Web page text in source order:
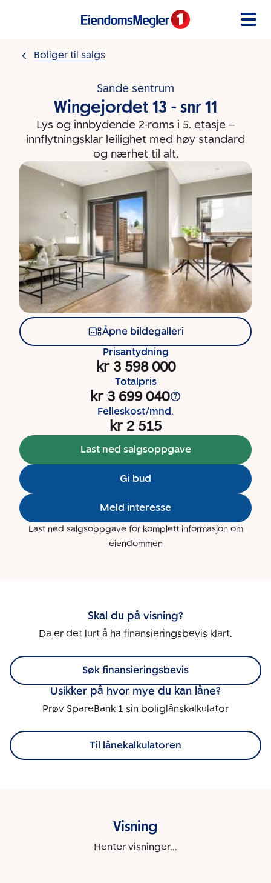
Boliger til salgs
Sande sentrum
Wingejordet 13 - snr 11
Lys og innbydende 2-roms i 5. etasje –
innflytningsklar leilighet med høy standard
og nærhet til alt.
Åpne bildegalleri
Prisantydning
kr 3 598 000
Totalpris
kr 3 699 040
Felleskost/mnd.
kr 2 515
Last ned salgsoppgave
Gi bud
Meld interesse
Last ned salgsoppgave for komplett informasjon om
eiendommen
Skal du på visning?
Da er det lurt å ha finansieringsbevis klart.
Søk finansieringsbevis
Usikker på hvor mye du kan låne?
Prøv SpareBank 1 sin boliglånskalkulator
Til lånekalkulatoren
Visning
Henter visninger...